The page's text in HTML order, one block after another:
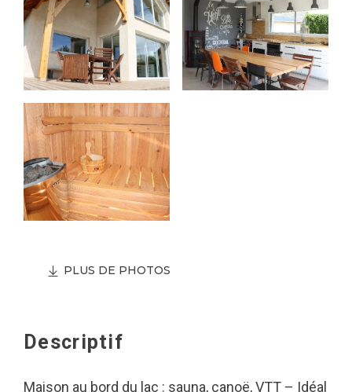
PLUS DE PHOTOS
Descriptif
Maison au bord du lac : sauna, canoë, VTT – Idéal